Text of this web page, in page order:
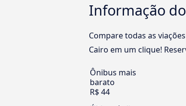
Informação
Compare todas as
Cairo em um clique!
Ônibus mais
barato
R$ 44